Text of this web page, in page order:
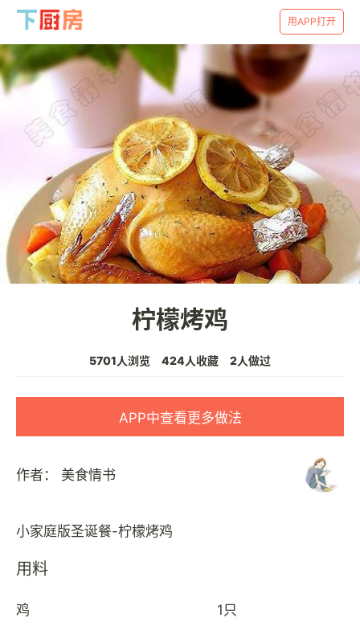
用APP打开
柠檬烤鸡
5701人浏览 424人收藏 2人做过
APP中查看更多做法
作者： 美食情书
用料
鸡 1只